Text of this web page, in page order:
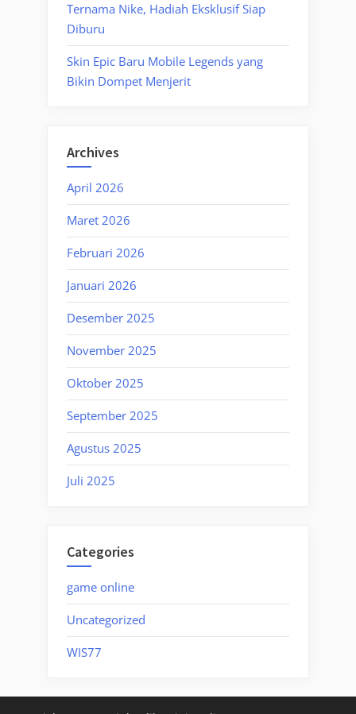
Ternama Nike, Hadiah Eksklusif Siap
Diburu
Skin Epic Baru Mobile Legends yang
Bikin Dompet Menjerit
Archives
April 2026
Maret 2026
Februari 2026
Januari 2026
Desember 2025
November 2025
Oktober 2025
September 2025
Agustus 2025
Juli 2025
Categories
game online
Uncategorized
WIS77